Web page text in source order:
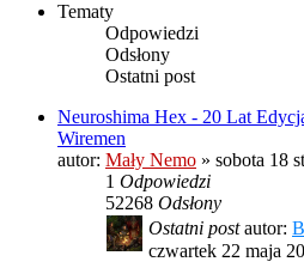
Tematy
Odpowiedzi
Odsłony
Ostatni post
Neuroshima Hex - 20 Lat
Wiremen
autor: Mały Nemo » sobota 18
1 Odpowiedzi
52268 Odsłony
Ostatni postautor:
czwartek 22 maja